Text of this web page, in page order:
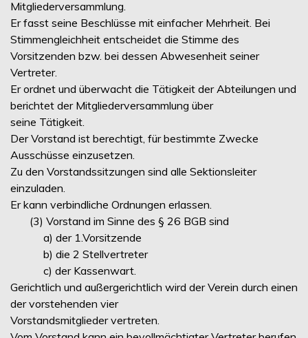
Mitgliederversammlung.
Er fasst seine Beschlüsse mit einfacher Mehrheit. Bei
Stimmengleichheit entscheidet die Stimme des
Vorsitzenden bzw. bei dessen Abwesenheit seiner
Vertreter.
Er ordnet und überwacht die Tätigkeit der Abteilungen und
berichtet der Mitgliederversammlung über
seine Tätigkeit.
Der Vorstand ist berechtigt, für bestimmte Zwecke
Ausschüsse einzusetzen.
Zu den Vorstandssitzungen sind alle Sektionsleiter
einzuladen.
Er kann verbindliche Ordnungen erlassen.
(3) Vorstand im Sinne des § 26 BGB sind
a) der 1.Vorsitzende
b) die 2 Stellvertreter
c) der Kassenwart.
Gerichtlich und außergerichtlich wird der Verein durch einen
der vorstehenden vier
Vorstandsmitglieder vertreten.